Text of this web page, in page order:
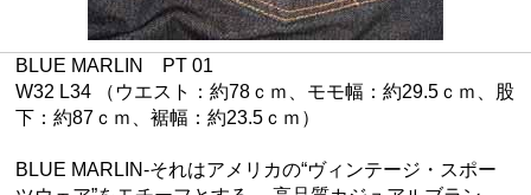
BLUE MARLIN PT 01
W32 L34 （ウエスト：約78ｃｍ、モモ幅：約29.5ｃｍ、股
下：約87ｃｍ、裾幅：約23.5ｃｍ）
BLUE MARLIN-それはアメリカの“ヴィンテージ・スポー